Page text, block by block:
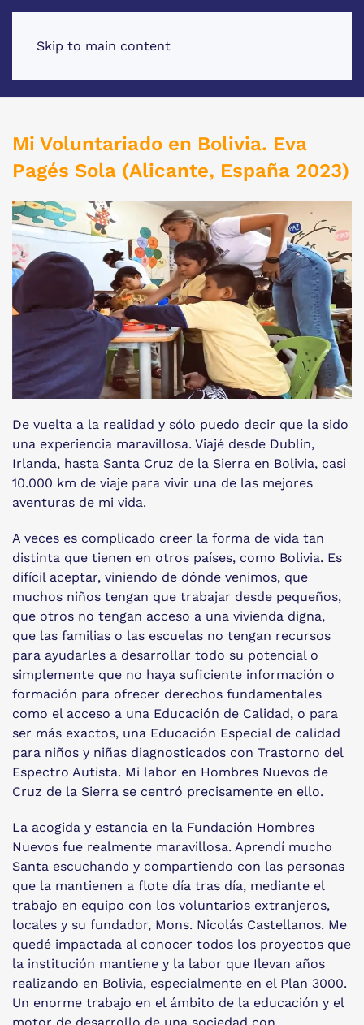
Skip to main content
Mi Voluntariado en Bolivia. Eva
Pagés Sola (Alicante, España 2023)
De vuelta a la realidad y sólo puedo decir que la sido
una experiencia maravillosa. Viajé desde Dublín,
Irlanda, hasta Santa Cruz de la Sierra en Bolivia, casi
10.000 km de viaje para vivir una de las mejores
aventuras de mi vida.
A veces es complicado creer la forma de vida tan
distinta que tienen en otros países, como Bolivia. Es
difícil aceptar, viniendo de dónde venimos, que
muchos niños tengan que trabajar desde pequeños,
que otros no tengan acceso a una vivienda digna,
que las familias o las escuelas no tengan recursos
para ayudarles a desarrollar todo su potencial o
simplemente que no haya suficiente información o
formación para ofrecer derechos fundamentales
como el acceso a una Educación de Calidad, o para
ser más exactos, una Educación Especial de calidad
para niños y niñas diagnosticados con Trastorno del
Espectro Autista. Mi labor en Hombres Nuevos de
Cruz de la Sierra se centró precisamente en ello.
La acogida y estancia en la Fundación Hombres
Nuevos fue realmente maravillosa. Aprendí mucho
Santa escuchando y compartiendo con las personas
que la mantienen a flote día tras día, mediante el
trabajo en equipo con los voluntarios extranjeros,
locales y su fundador, Mons. Nicolás Castellanos. Me
quedé impactada al conocer todos los proyectos que
la institución mantiene y la labor que Ilevan años
realizando en Bolivia, especialmente en el Plan 3000.
Un enorme trabajo en el ámbito de la educación y el